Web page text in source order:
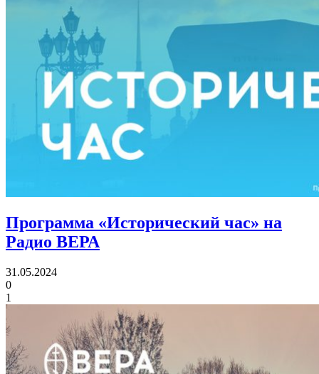
Программа «Исторический час» на
Радио ВЕРА
31.05.2024
0
1